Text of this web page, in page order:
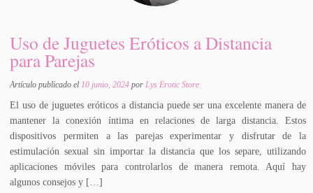
Uso de Juguetes Eróticos a Distancia
para Parejas
Artículo publicado el10 junio, 2024 porLys Erotic Store
El uso de juguetes eróticos a distancia puede ser una excelente manera de
mantener la conexión íntima en relaciones de larga distancia. Estos
dispositivos permiten a las parejas experimentar y disfrutar de la
estimulación sexual sin importar la distancia que los separe, utilizando
aplicaciones móviles para controlarlos de manera remota. Aquí hay
algunos consejos y […]